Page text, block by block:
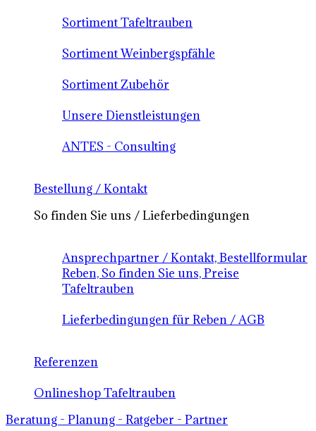
Sortiment Tafeltrauben
Sortiment Weinbergspfähle
Sortiment Zubehör
Unsere Dienstleistungen
ANTES - Consulting
Bestellung / Kontakt
So finden Sie uns / Lieferbedingungen
Ansprechpartner / Kontakt, Bestellformular
Reben, So finden Sie uns, Preise
Tafeltrauben
Lieferbedingungen für Reben / AGB
Referenzen
Onlineshop Tafeltrauben
Beratung - Planung - Ratgeber - Partner